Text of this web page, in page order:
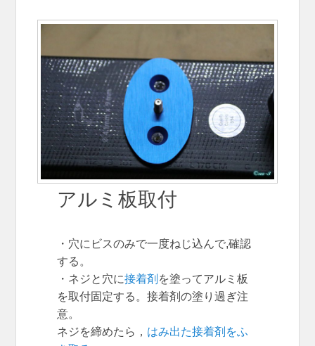
アルミ板取付
・穴にビスのみで一度ねじ込んで,確認
する。
・ネジと穴に接着剤 を塗ってアルミ板
を取付固定する。接着剤の塗り過ぎ注
意。
ネジを締めたら， はみ出た接着剤をふ